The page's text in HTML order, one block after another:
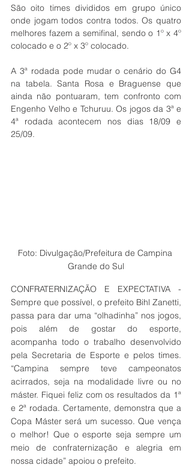
São oito times divididos em grupo único
onde jogam todos contra todos. Os quatro
melhores fazem a semifinal, sendo o 1º x 4º
colocado e o 2º x 3º colocado.
A 3ª rodada pode mudar o cenário do G4
na tabela. Santa Rosa e Braguense que
ainda não pontuaram, tem confronto com
Engenho Velho e Tchuruu. Os jogos da 3ª e
4ª rodada acontecem nos dias 18/09 e
25/09.
Foto: Divulgação/Prefeitura de Campina
Grande do Sul
CONFRATERNIZAÇÃO E EXPECTATIVA -
Sempre que possível, o prefeito Bihl Zanetti,
passa para dar uma “olhadinha” nos jogos,
pois além de gostar do esporte,
acompanha todo o trabalho desenvolvido
pela Secretaria de Esporte e pelos times.
“Campina sempre teve campeonatos
acirrados, seja na modalidade livre ou no
máster. Fiquei feliz com os resultados da 1ª
e 2ª rodada. Certamente, demonstra que a
Copa Máster será um sucesso. Que vença
o melhor! Que o esporte seja sempre um
meio de confraternização e alegria em
nossa cidade” apoiou o prefeito.